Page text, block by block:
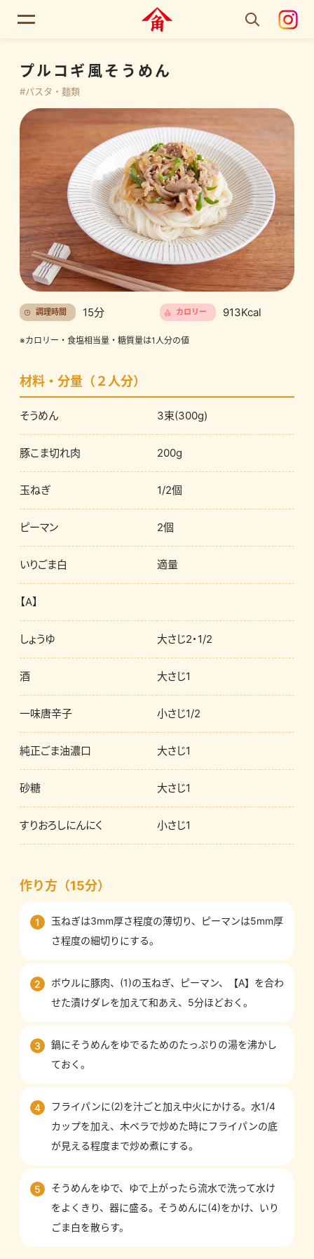
プルコギ風そうめん
#パスタ・麺類
調理時間 15分 カロリー 913Kcal
※カロリー・食塩相当量・糖質量は1人分の値
材料・分量（２人分）
そうめん 3束(300g)
豚こま切れ肉 200g
玉ねぎ 1/2個
ピーマン 2個
いりごま白 適量
【A】
しょうゆ 大さじ2・1/2
酒 大さじ1
一味唐辛子 小さじ1/2
純正ごま油濃口 大さじ1
砂糖 大さじ1
すりおろしにんにく 小さじ1
作り方（15分）
1
玉ねぎは3mm厚さ程度の薄切り、ピーマンは5mm厚
さ程度の細切りにする。
2
ボウルに豚肉、(1)の玉ねぎ、ピーマン、【A】を合わ
せた漬けダレを加えて和あえ、5分ほどおく。
3
鍋にそうめんをゆでるためのたっぷりの湯を沸かし
ておく。
4
フライパンに(2)を汁ごと加え中火にかける。水1/4
カップを加え、木ベラで炒めた時にフライパンの底
が見える程度まで炒め煮にする。
5
そうめんをゆで、ゆで上がったら流水で洗って水け
をよくきり、器に盛る。そうめんに(4)をかけ、いり
ごま白を散らす。